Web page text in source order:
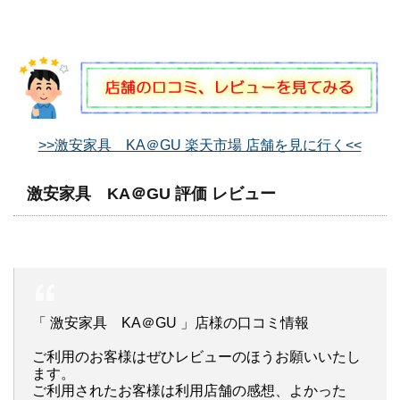
>>激安家具 KA＠GU 楽天市場 店舗を見に行く<<
激安家具 KA＠GU 評価 レビュー
「 激安家具 KA＠GU 」店様の口コミ情報
ご利用のお客様はぜひレビューのほうお願いいたし
ます。
ご利用されたお客様は利用店舗の感想、よかった